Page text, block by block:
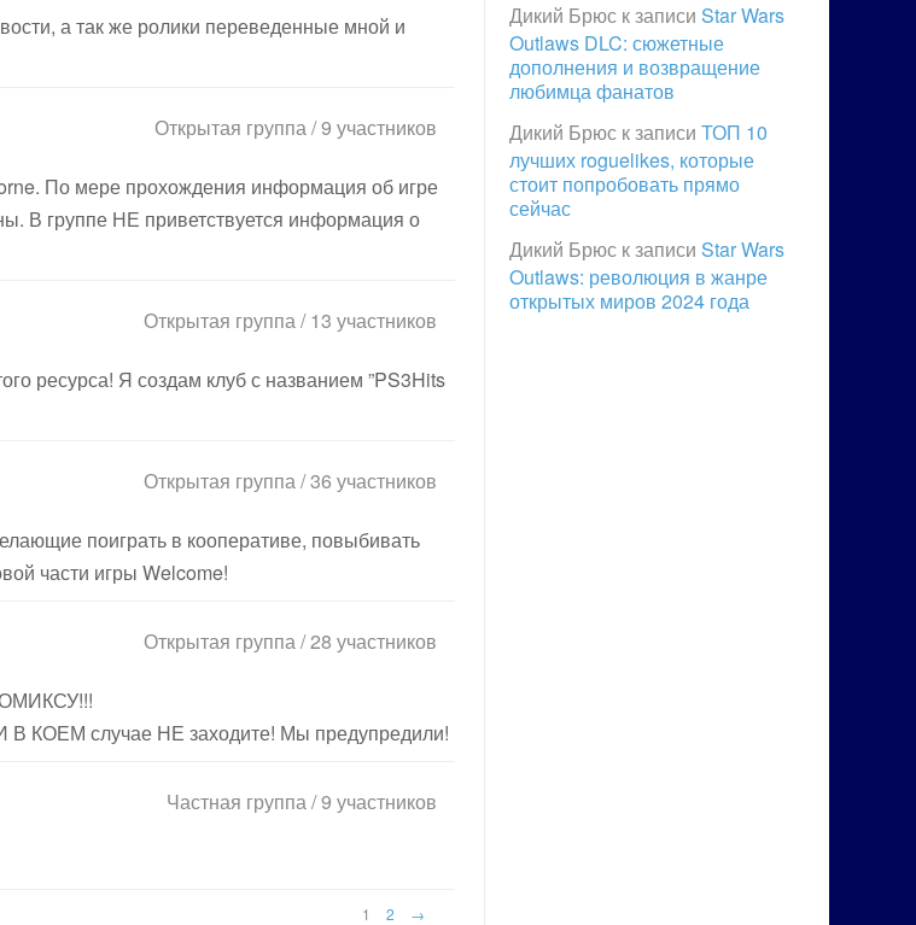
а так же ролики переведенные мной и
По мере прохождения информация об игре
В группе НЕ приветствуется информация о
Открытая группа / 9 участников
ресурса! Я создам клуб с названием ”PS3Hits
Открытая группа / 13 участников
поиграть в кооперативе, повыбивать
части игры Welcome!
Открытая группа / 36 участников
случае НЕ заходите! Мы предупредили!
Открытая группа / 28 участников
Частная группа / 9 участников
1 2 →
Дикий Брюс к записи Star Wars
Outlaws DLC: сюжетные
дополнения и возвращение
любимца фанатов
Дикий Брюс к записи ТОП 10
лучших roguelikes, которые
стоит попробовать прямо
сейчас
Дикий Брюс к записи Star Wars
Outlaws: революция в жанре
открытых миров 2024 года